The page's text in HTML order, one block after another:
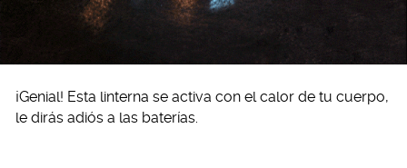
¡Genial! Esta linterna se activa con el calor de tu cuerpo,
le dirás adiós a las baterías.